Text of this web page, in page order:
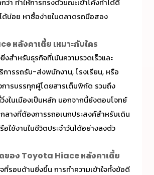
ว่า ทำให้การทรงตัวขณะเข้าโค้งทำได้ดี
ด้บ่อย หาซื้อง่ายในตลาดรถมือสอง
หลังคาเตี้ย เหมาะกับใคร
งสำหรับธุรกิจที่เน้นความรวดเร็วและ
การรถรับ-ส่งพนักงาน, โรงเรียน, หรือ
การบรรทุกผู้โดยสารเต็มพิกัด รวมถึง
งในเมืองเป็นหลัก นอกจากนี้ยังตอบโจทย์
ลางที่ต้องการรถอเนกประสงค์สำหรับเดิน
อใช้งานในชีวิตประจำวันได้อย่างลงตัว
ของ Toyota Hiace หลังคาเตี้ย
ที่รอบด้านยิ่งขึ้น การทำความเข้าใจทั้งข้อดี